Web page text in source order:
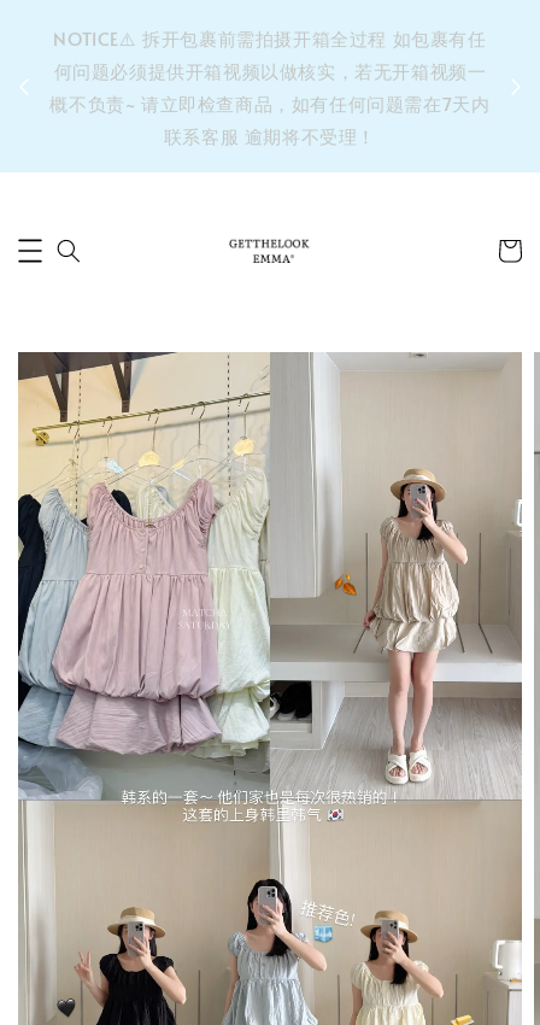
⚠️
NOTICE⚠️ 拆开包裹前需拍摄开箱全过程 如包裹有任
何问题必须提供开箱视频以做核实，若无开箱视频一
概不负责~ 请立即检查商品，如有任何问题需在7天内
联系客服 逾期将不受理！